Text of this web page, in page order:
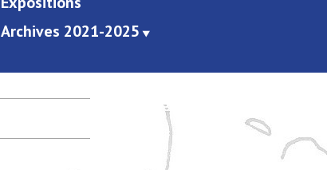
Archives 2021-2025